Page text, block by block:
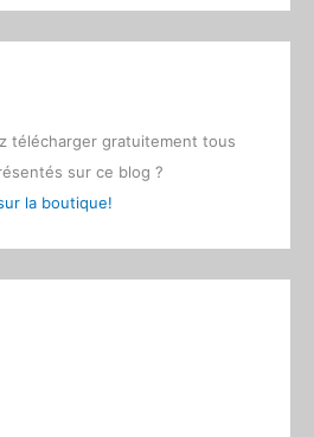
télécharger gratuitement tous
sur ce blog ?
la boutique!